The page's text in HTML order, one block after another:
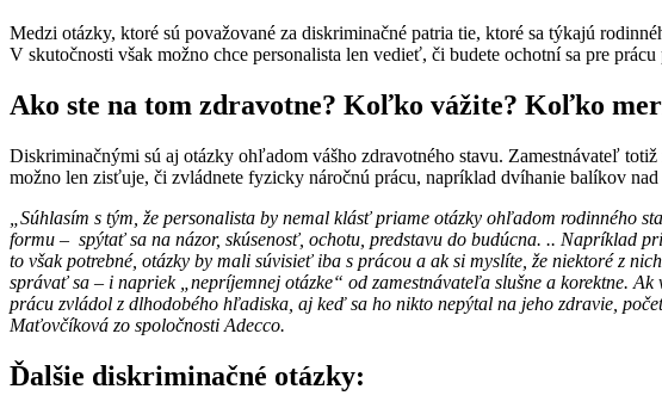
Medzi otázky, ktoré sú považované za diskriminačné patria tie, ktoré sa týkajú
V skutočnosti však možno chce personalista len vedieť, či budete ochotní sa pre
Ako ste na tom zdravotne? Koľko vážite? Koľko
Diskriminačnými sú aj otázky ohľadom vášho zdravotného stavu. Zamestnávateľ
možno len zisťuje, či zvládnete fyzicky náročnú prácu, napríklad dvíhanie balíkov
„Súhlasím s tým, že personalista by nemal klásť priame otázky ohľadom rodinného
formu – spýtať sa na názor, skúsenosť, ochotu, predstavu do budúcna. .. Napríklad
to však potrebné, otázky by mali súvisieť iba s prácou a ak si myslíte, že niektoré z
správať sa – i napriek „nepríjemnej otázke“ od zamestnávateľa slušne a korektne.
prácu zvládol z dlhodobého hľadiska, aj keď sa ho nikto nepýtal na jeho zdravie,
Maťovčíková zo spoločnosti Adecco.
Ďalšie diskriminačné otázky: